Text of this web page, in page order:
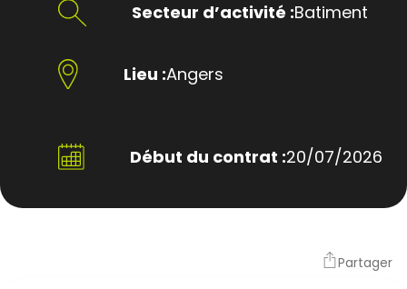
Secteur d’activité :Batiment
Lieu :Angers
Début du contrat :20/07/2026
Partager